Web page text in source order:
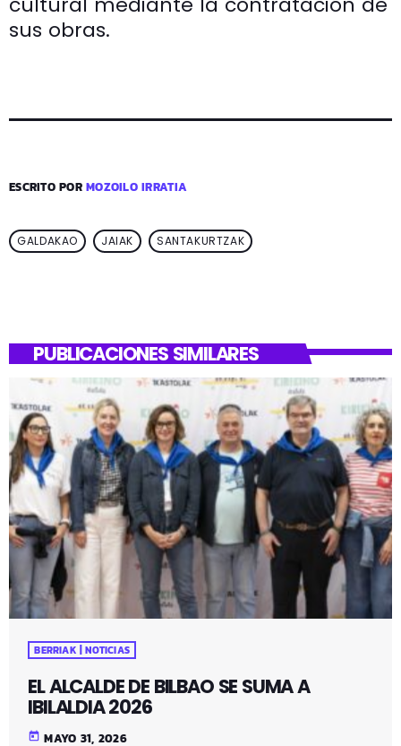
sus obras.
ESCRITO PORMOZOILO IRRATIA
GALDAKAO JAIAK SANTAKURTZAK
PUBLICACIONES SIMILARES
BERRIAK | NOTICIAS
EL ALCALDE DE BILBAO SE SUMA A
IBILALDIA 2026
today MAYO 31, 2026